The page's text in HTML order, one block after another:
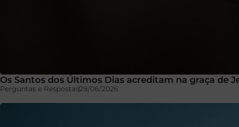
Os Santos dos Últimos Dias acreditam na graça de
Perguntas e Respostas29/06/2026